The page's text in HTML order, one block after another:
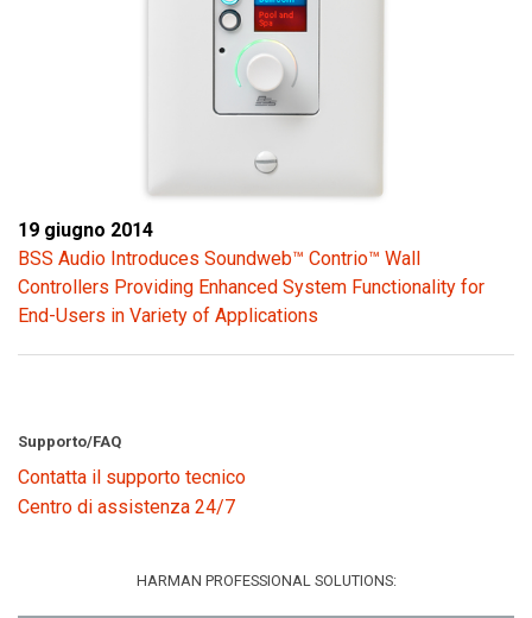
19 giugno 2014
BSS Audio Introduces Soundweb™ Contrio™ Wall
Controllers Providing Enhanced System Functionality for
End-Users in Variety of Applications
Supporto/FAQ
Contatta il supporto tecnico
Centro di assistenza 24/7
HARMAN PROFESSIONAL SOLUTIONS: